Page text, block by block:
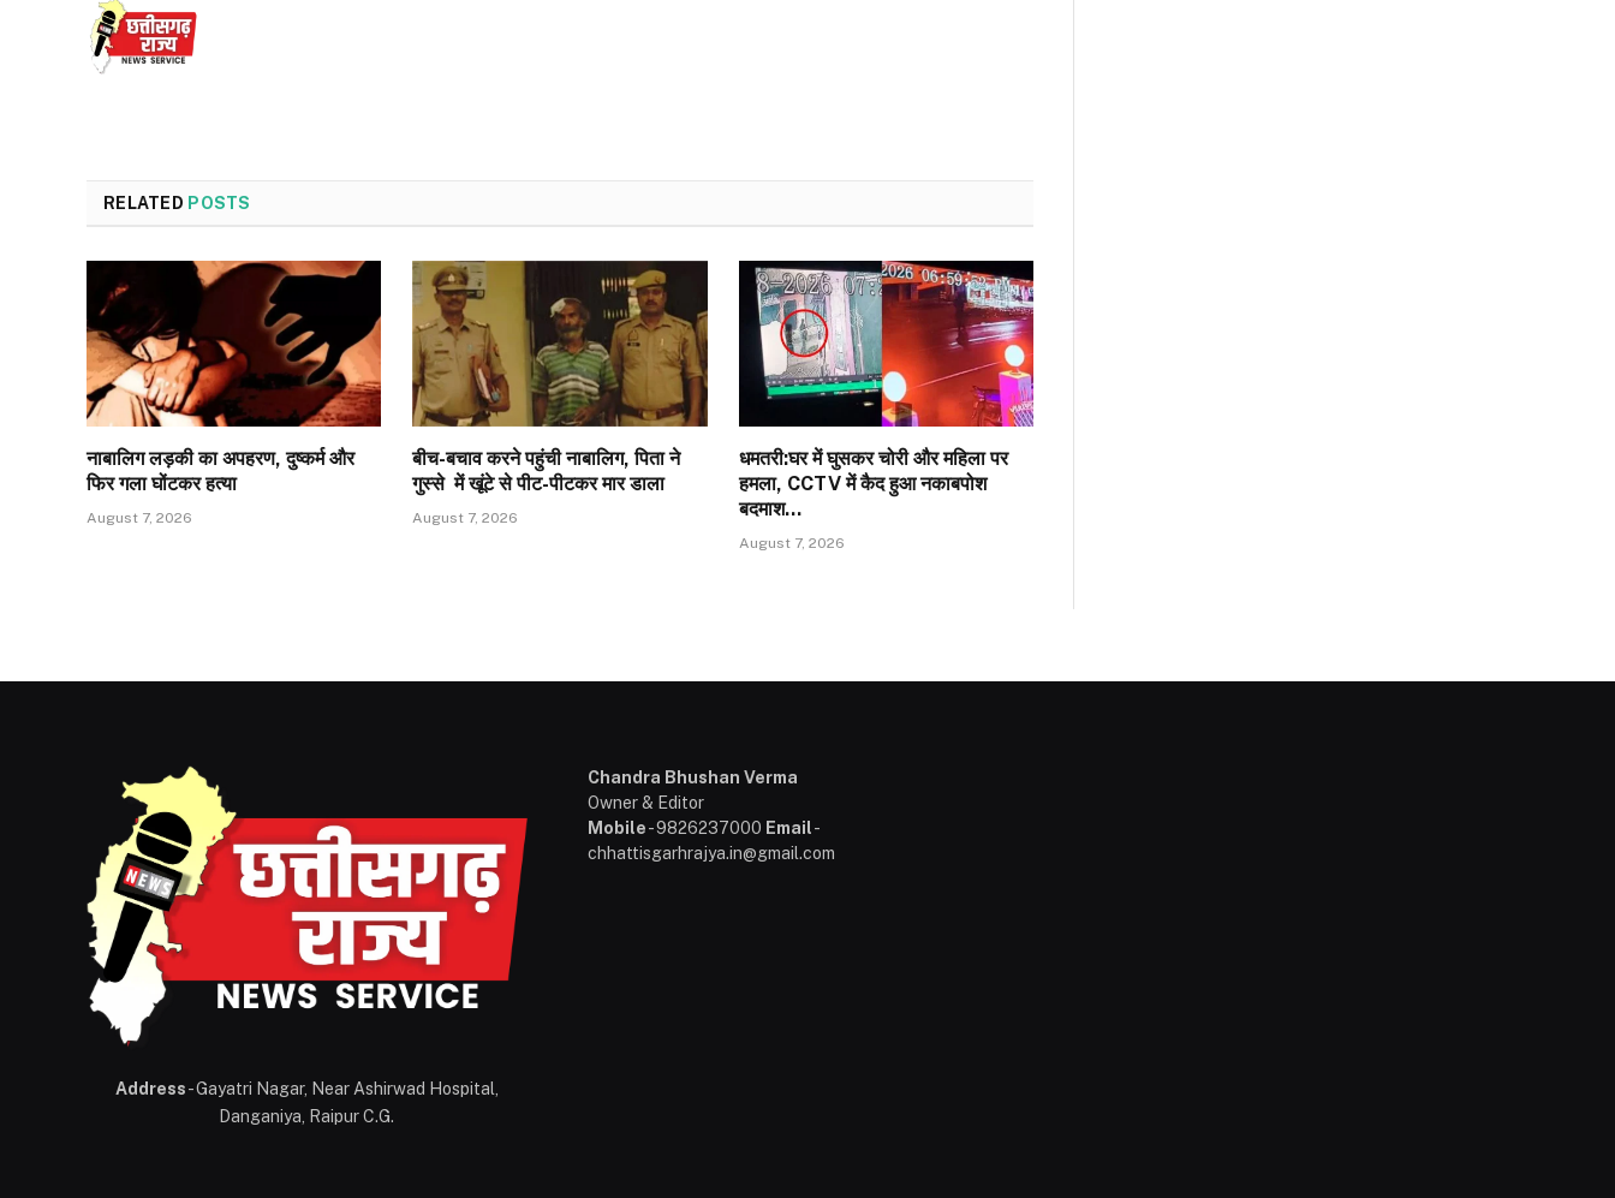
RELATED POSTS
नाबालिग लड़की का अपहरण, दुष्कर्म और
फिर गला घोंटकर हत्या
August 7, 2026
बीच-बचाव करने पहुंची नाबालिग, पिता ने
गुस्से में खूंटे से पीट-पीटकर मार डाला
August 7, 2026
धमतरी:घर में घुसकर चोरी और महिला पर
हमला, CCTV में कैद हुआ नकाबपोश
बदमाश…
August 7, 2026
Address- Gayatri Nagar, Near Ashirwad Hospital,
Danganiya, Raipur C.G.
Chandra Bhushan Verma
Owner & Editor
Mobile- 9826237000 Email-
chhattisgarhrajya.in@gmail.com